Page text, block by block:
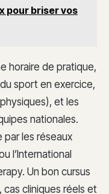
pour briser vos
horaire de pratique,
sport en exercice,
et les
nationales.
par les réseaux
l’International
Un bon cursus
cliniques réels et